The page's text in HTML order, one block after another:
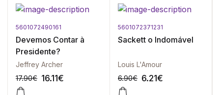
5601072490161
Devemos Contar à
Presidente?
Jeffrey Archer
17.90€ 16.11€
5601072371231
Sackett o Indomável
Louis L'Amour
6.90€ 6.21€